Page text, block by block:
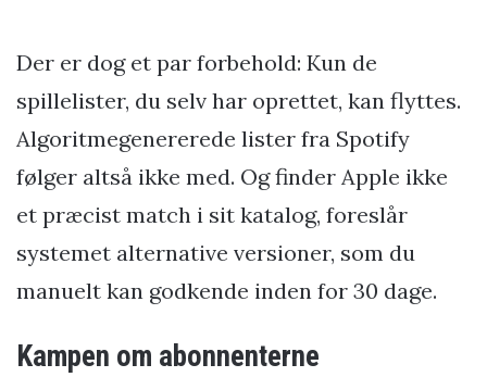
Der er dog et par forbehold: Kun de
spillelister, du selv har oprettet, kan flyttes.
Algoritmegenererede lister fra Spotify
følger altså ikke med. Og finder Apple ikke
et præcist match i sit katalog, foreslår
systemet alternative versioner, som du
manuelt kan godkende inden for 30 dage.
Kampen om abonnenterne